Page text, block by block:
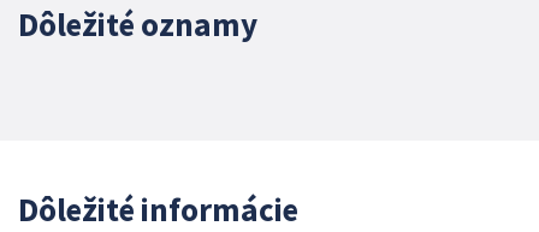
Dôležité oznamy
Dôležité informácie